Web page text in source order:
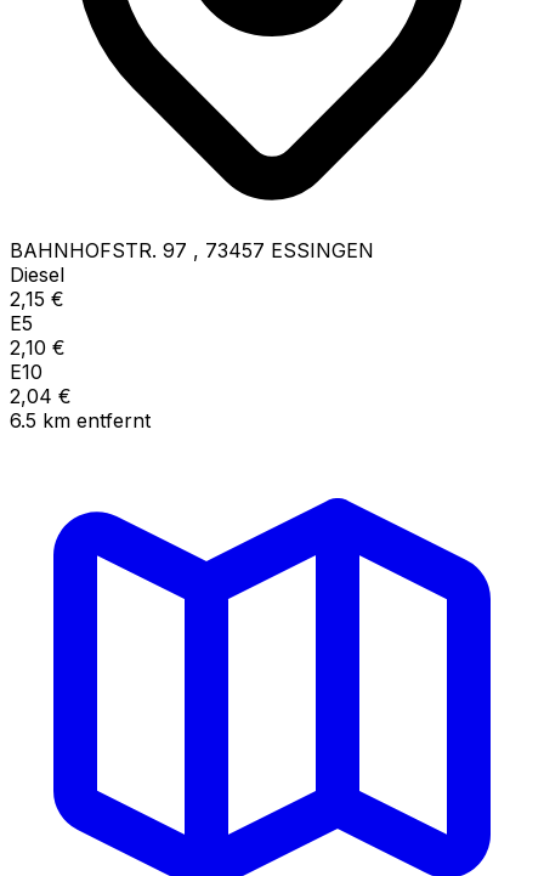
BAHNHOFSTR. 97 , 73457 ESSINGEN
Diesel
2,15 €
E5
2,10 €
E10
2,04 €
6.5 km entfernt